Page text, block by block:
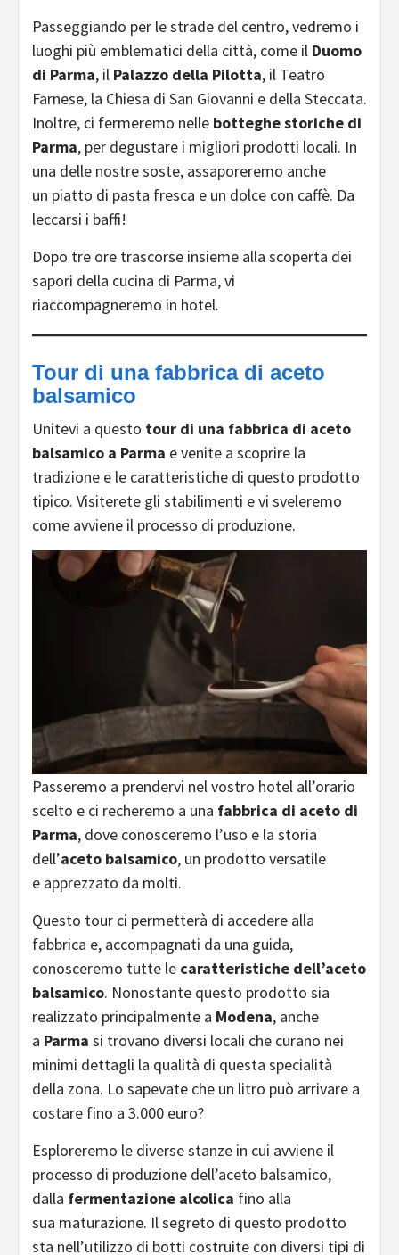
Passeggiando per le strade del centro, vedremo i
luoghi più emblematici della città, come il Duomo
di Parma, il Palazzo della Pilotta, il Teatro
Farnese, la Chiesa di San Giovanni e della Steccata.
Inoltre, ci fermeremo nelle botteghe storiche di
Parma, per degustare i migliori prodotti locali. In
una delle nostre soste, assaporeremo anche
un piatto di pasta fresca e un dolce con caffè. Da
leccarsi i baffi!
Dopo tre ore trascorse insieme alla scoperta dei
sapori della cucina di Parma, vi
riaccompagneremo in hotel.
Tour di una fabbrica di aceto
balsamico
Unitevi a questo tour di una fabbrica di aceto
balsamico a Parma e venite a scoprire la
tradizione e le caratteristiche di questo prodotto
tipico. Visiterete gli stabilimenti e vi sveleremo
come avviene il processo di produzione.
Passeremo a prendervi nel vostro hotel all’orario
scelto e ci recheremo a una fabbrica di aceto di
Parma, dove conosceremo l’uso e la storia
dell’aceto balsamico, un prodotto versatile
e apprezzato da molti.
Questo tour ci permetterà di accedere alla
fabbrica e, accompagnati da una guida,
conosceremo tutte le caratteristiche dell’aceto
balsamico. Nonostante questo prodotto sia
realizzato principalmente a Modena, anche
a Parma si trovano diversi locali che curano nei
minimi dettagli la qualità di questa specialità
della zona. Lo sapevate che un litro può arrivare a
costare fino a 3.000 euro?
Esploreremo le diverse stanze in cui avviene il
processo di produzione dell’aceto balsamico,
dalla fermentazione alcolica fino alla
sua maturazione. Il segreto di questo prodotto
sta nell’utilizzo di botti costruite con diversi tipi di